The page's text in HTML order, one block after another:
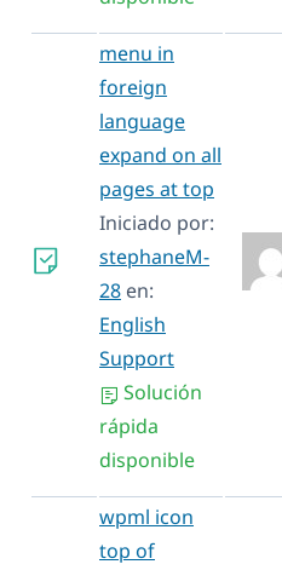
menu in
foreign
language
expand on all
pages at top
Iniciado por:
stephaneM-
28 en:
English
Support
Solución
rápida
disponible
wpml icon
top of